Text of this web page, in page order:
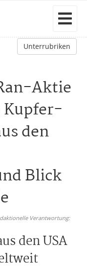
Unterrubriken
Aktie
Kupfer-
den
Blick
Verantwortung:
den USA